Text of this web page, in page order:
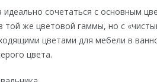
сочетаться с основным
же цветовой гаммы, но с
цветами для мебели в
цвета.